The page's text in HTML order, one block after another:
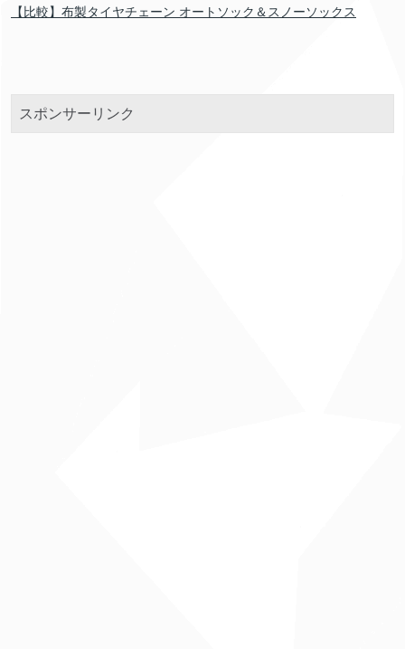
【比較】布製タイヤチェーン オートソック＆スノーソックス
スポンサーリンク